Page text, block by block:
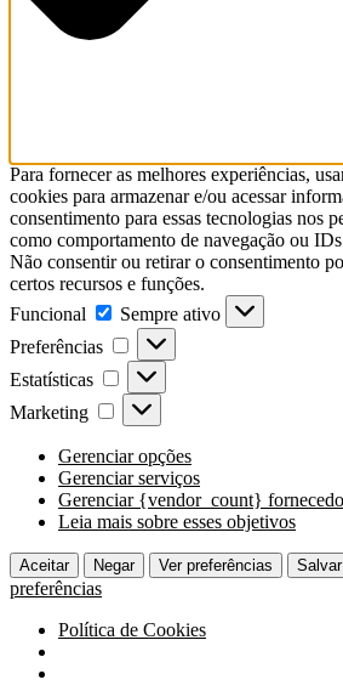
Para fornecer as melhores experiências,
cookies para armazenar e/ou acessar
consentimento para essas tecnologias nos
como comportamento de navegação ou
Não consentir ou retirar o consentimento
certos recursos e funções.
Funcional
Sempre ativo
Preferências
Estatísticas
Marketing
Gerenciar opções
Gerenciar serviços
Gerenciar {vendor_count}
Leia mais sobre esses objetivos
Aceitar Negar Ver preferências
preferências
Política de Cookies